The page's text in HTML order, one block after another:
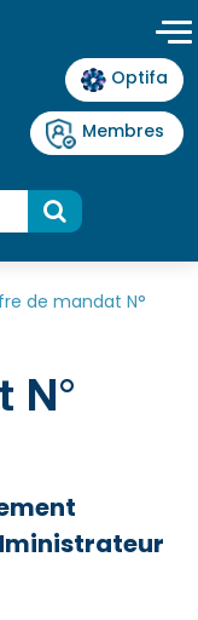
Optifa
Membres
de mandat N°
N°